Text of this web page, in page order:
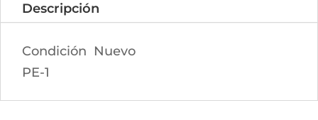
Descripción
Condición Nuevo
PE-1